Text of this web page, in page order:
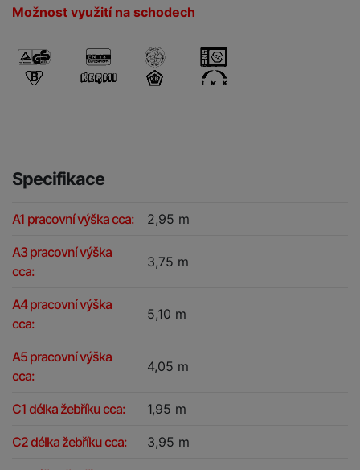
Možnost využití na schodech
Specifikace
A1 pracovní výška cca: 2,95 m
A3 pracovní výška
cca:
3,75 m
A4 pracovní výška
cca:
5,10 m
A5 pracovní výška
cca:
4,05 m
C1 délka žebříku cca: 1,95 m
C2 délka žebříku cca: 3,95 m